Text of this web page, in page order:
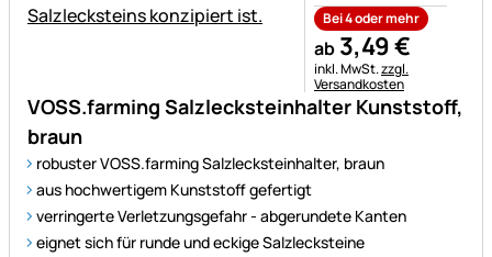
VOSS.farming Salzlecksteinhalter Kunststoff,
braun
robuster VOSS.farming Salzlecksteinhalter, braun
aus hochwertigem Kunststoff gefertigt
verringerte Verletzungsgefahr - abgerundete Kanten
eignet sich für runde und eckige Salzlecksteine
Bei 4 oder mehr
ab 3,49€
Steuerhinweis:
inkl. MwSt.zzgl.
Versandkosten